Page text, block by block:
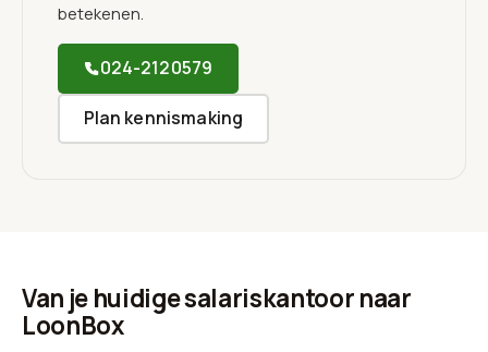
betekenen.
024-2120579
Plan kennismaking
Van je huidige salariskantoor naar
LoonBox